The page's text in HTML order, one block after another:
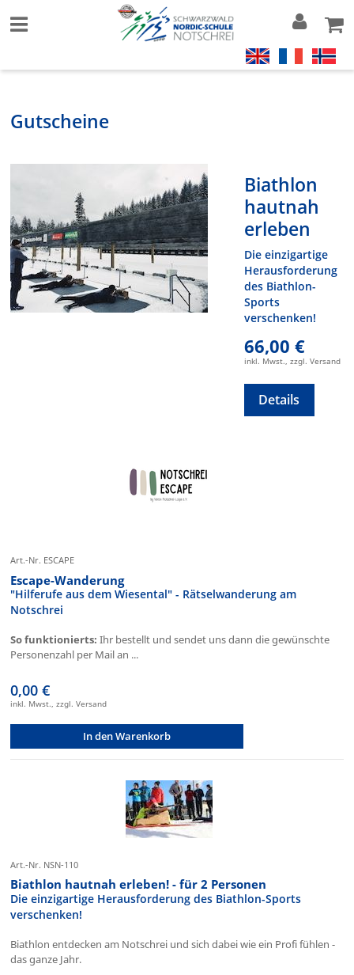
Gutscheine
Biathlon
hautnah
erleben
Die einzigartige
Herausforderung
des Biathlon-
Sports
verschenken!
66,00 €
inkl. Mwst., zzgl. Versand
Details
Art.-Nr. ESCAPE
Escape-Wanderung
"Hilferufe aus dem Wiesental" - Rätselwanderung am
Notschrei
So funktionierts: Ihr bestellt und sendet uns dann die gewünschte
Personenzahl per Mail an ...
0,00 €
inkl. Mwst., zzgl. Versand
In den Warenkorb
Art.-Nr. NSN-110
Biathlon hautnah erleben! - für 2 Personen
Die einzigartige Herausforderung des Biathlon-Sports
verschenken!
Biathlon entdecken am Notschrei und sich dabei wie ein Profi fühlen -
das ganze Jahr.